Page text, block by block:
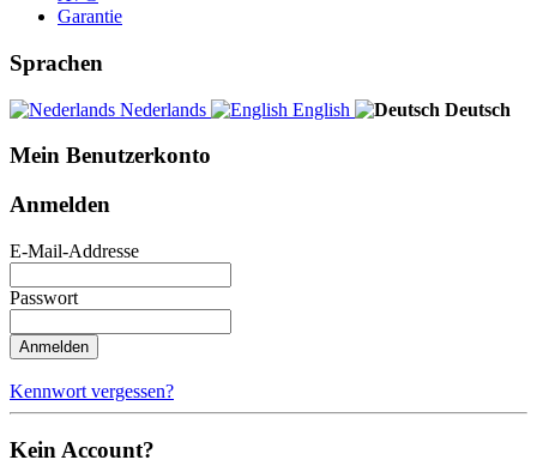
Garantie
Sprachen
Nederlands English Deutsch
Mein Benutzerkonto
Anmelden
E-Mail-Addresse
Passwort
Anmelden
Kennwort vergessen?
Kein Account?